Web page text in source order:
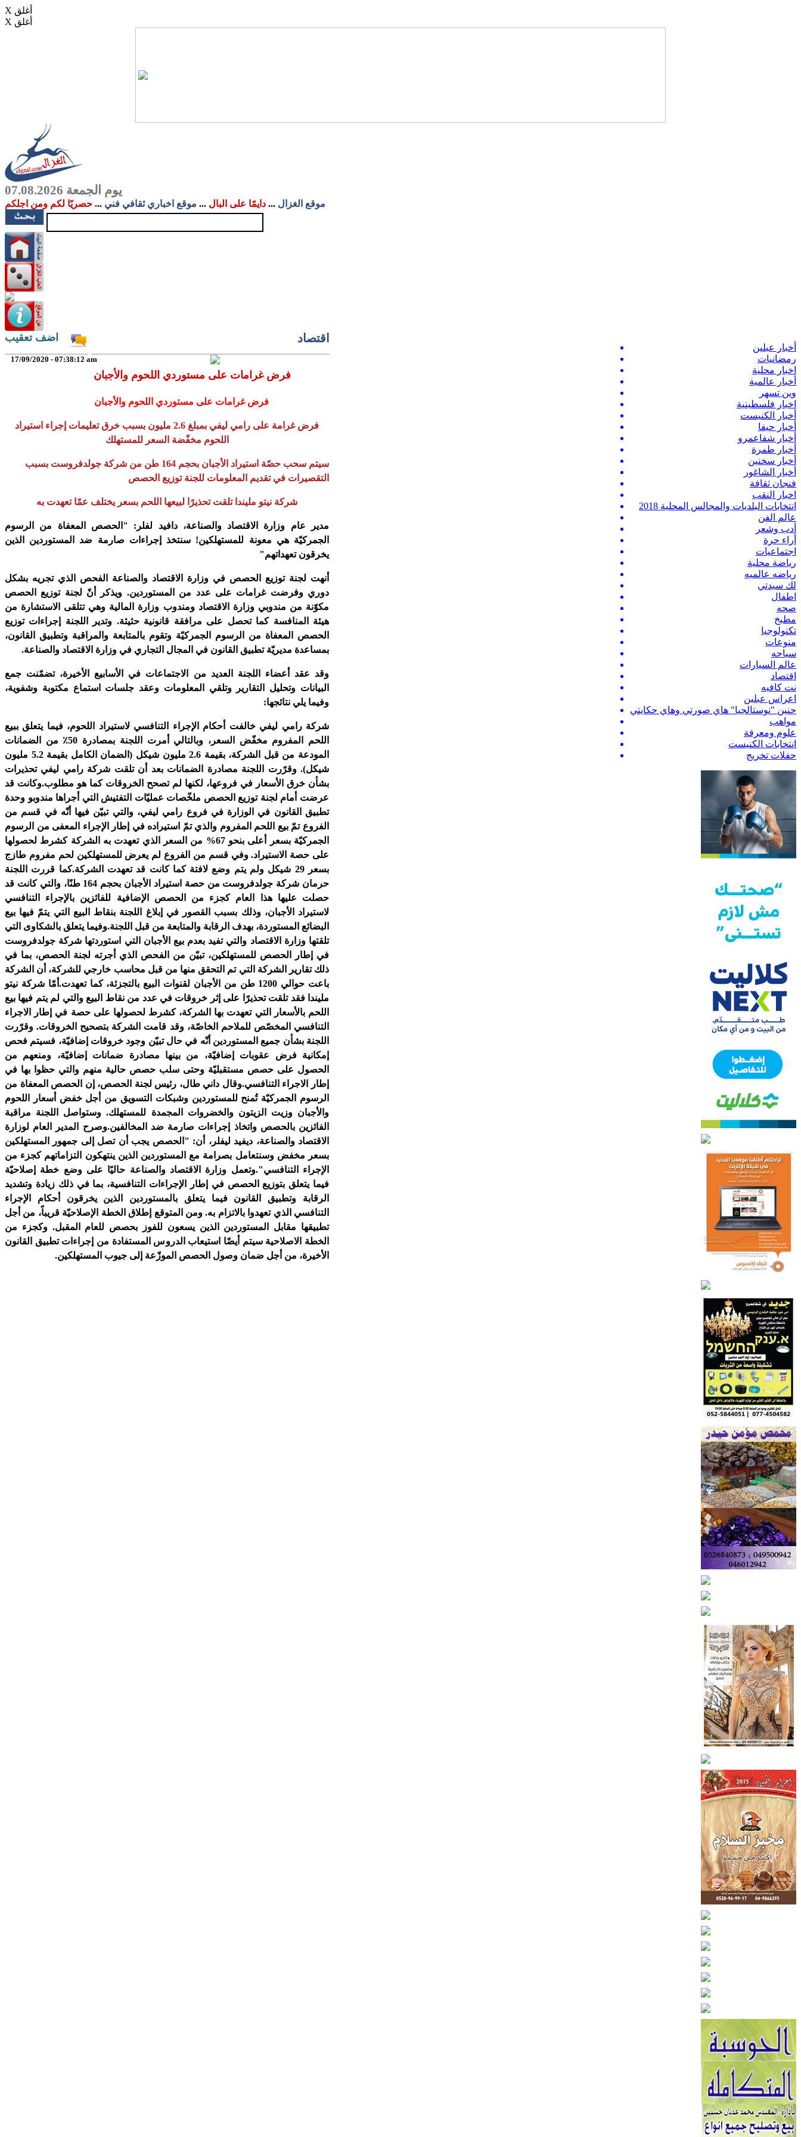
X أغلق
X أغلق
يوم الجمعة 07.08.2026
موقع الغزال ... دايمًا على البال ... موقع اخباري ثقافي فني ... حصريًا لكم ومن اجلكم
أخبار عبلين
رمضانيات
اخبار محلية
أخبار عالمية
وين تسهر
اخبار فلسطينية
أخبار الكنيست
أخبار حيفا
أخبار شفاعمرو
أخبار طمرة
أخبار سخنين
أخبار الشاغور
فنجان ثقافة
اخبار النقب
انتخابات البلديات والمجالس المحلية 2018
عالم الفن
أدب وشعر
أراء حرة
اجتماعيات
رياضة محلية
رياضه عالميه
لك سيدتي
اطفال
صحه
مطبخ
تكنولوجيا
منوعات
سياحه
عالم السيارات
اقتصاد
نت كافيه
اعراس عبلين
حنين "نوستالجيا" هاي صورتي وهاي حكايتي
مواهب
علوم ومعرفة
انتخابات الكنيست
حفلات تخريج
اقتصاد اضف تعقيب
17/09/2020 - 07:38:12 am
فرض غرامات على مستوردي اللحوم والأجبان
فرض غرامة على رامي ليفي بمبلغ 2.6 مليون بسبب خرق تعليمات إجراء استيراد
اللحوم مخفّضة السعر للمستهلك
سيتم سحب حصّة استيراد الأجبان بحجم 164 طن من شركة جولدفروست بسبب
التقصيرات في تقديم المعلومات للجنة توزيع الحصص
شركة نيتو مليندا تلقت تحذيرًا لبيعها اللحم بسعر يختلف عمّا تعهدت به
مدير عام وزارة الاقتصاد والصناعة، دافيد لفلر: "الحصص المعفاة من الرسوم
الجمركيّة هي معونة للمستهلكين! سنتخذ إجراءات صارمة ضد المستوردين الذين
يخرقون تعهداتهم"
أنهت لجنة توزيع الحصص في وزارة الاقتصاد والصناعة الفحص الذي تجريه بشكل
دوري وفرضت غرامات على عدد من المستوردين. ويذكر أنّ لجنة توزيع الحصص
مكوّنة من مندوبي وزارة الاقتصاد ومندوب وزارة المالية وهي تتلقى الاستشارة من
هيئة المنافسة كما تحصل على مرافقة قانونية حثيثة. وتدير اللجنة إجراءات توزيع
الحصص المعفاة من الرسوم الجمركيّة وتقوم بالمتابعة والمراقبة وتطبيق القانون،
بمساعدة مديريّة تطبيق القانون في المجال التجاري في وزارة الاقتصاد والصناعة.
وقد عقد أعضاء اللجنة العديد من الاجتماعات في الأسابيع الأخيرة، تضمّنت جمع
البيانات وتحليل التقارير وتلقي المعلومات وعقد جلسات استماع مكتوبة وشفوية،
وفيما يلي نتائجها:
شركة رامي ليفي خالفت أحكام الإجراء التنافسي لاستيراد اللحوم، فيما يتعلق ببيع
اللحم المفروم مخفّض السعر، وبالتالي أمرت اللجنة بمصادرة 50٪ من الضمانات
المودعة من قبل الشركة، بقيمة 2.6 مليون شيكل (الضمان الكامل بقيمة 5.2 مليون
شيكل). وقرّرت اللجنة مصادرة الضمانات بعد أن تلقت شركة رامي ليفي تحذيرات
بشأن خرق الأسعار في فروعها، لكنها لم تصحح الخروقات كما هو مطلوب.وكانت قد
عرضت أمام لجنة توزيع الحصص ملخّصات عمليّات التفتيش التي أجراها مندوبو وحدة
تطبيق القانون في الوزارة في فروع رامي ليفي، والتي تبيّن فيها أنّه في قسم من
الفروع تمّ بيع اللحم المفروم والذي تمّ استيراده في إطار الإجراء المعفى من الرسوم
الجمركيّة بسعر أعلى بنحو 67% من السعر الذي تعهدت به الشركة كشرط لحصولها
على حصة الاستيراد. وفي قسم من الفروع لم يعرض للمستهلكين لحم مفروم طازج
بسعر 29 شيكل ولم يتم وضع لافتة كما كانت قد تعهدت الشركة.كما قررت اللجنة
حرمان شركة جولدفروست من حصة استيراد الأجبان بحجم 164 طنًا، والتي كانت قد
حصلت عليها هذا العام كجزء من الحصص الإضافية للفائزين بالإجراء التنافسي
لاستيراد الأجبان، وذلك بسبب القصور في إبلاغ اللجنة بنقاط البيع التي يتمّ فيها بيع
البضائع المستوردة، بهدف الرقابة والمتابعة من قبل اللجنة.وفيما يتعلق بالشكاوى التي
تلقتها وزارة الاقتصاد والتي تفيد بعدم بيع الأجبان التي استوردتها شركة جولدفروست
في إطار الحصص للمستهلكين، تبيّن من الفحص الذي أجرته لجنة الحصص، بما في
ذلك تقارير الشركة التي تم التحقق منها من قبل محاسب خارجي للشركة، أن الشركة
باعت حوالي 1200 طن من الأجبان لقنوات البيع بالتجزئة، كما تعهدت.أمّا شركة نيتو
مليندا فقد تلقت تحذيرًا على إثر خروقات في عدد من نقاط البيع والتي لم يتم فيها بيع
اللحم بالأسعار التي تعهدت بها الشركة، كشرط لحصولها على حصة في إطار الاجراء
التنافسي المخصّص للملاحم الخاصّة، وقد قامت الشركة بتصحيح الخروقات. وقرّرت
اللجنة بشأن جميع المستوردين أنّه في حال تبيّن وجود خروقات إضافيّة، فسيتم فحص
إمكانية فرض عقوبات إضافيّة، من بينها مصادرة ضمانات إضافيّة، ومنعهم من
الحصول على حصص مستقبليّة وحتى سلب حصص حالية منهم والتي حظوا بها في
إطار الاجراء التنافسي.وقال داني طال، رئيس لجنة الحصص، إن الحصص المعفاة من
الرسوم الجمركيّة تُمنح للمستوردين وشبكات التسويق من أجل خفض أسعار اللحوم
والأجبان وزيت الزيتون والخضروات المجمدة للمستهلك. وستواصل اللجنة مراقبة
الفائزين بالحصص واتخاذ إجراءات صارمة ضد المخالفين.وصرح المدير العام لوزارة
الاقتصاد والصناعة، ديفيد ليفلر، أن: "الحصص يجب أن تصل إلى جمهور المستهلكين
بسعر مخفض وسنتعامل بصرامة مع المستوردين الذين ينتهكون التزاماتهم كجزء من
الإجراء التنافسي".وتعمل وزارة الاقتصاد والصناعة حاليًا على وضع خطة إصلاحيّة
فيما يتعلق بتوزيع الحصص في إطار الإجراءات التنافسية، بما في ذلك زيادة وتشديد
الرقابة وتطبيق القانون فيما يتعلق بالمستوردين الذين يخرقون أحكام الإجراء
التنافسي الذي تعهدوا بالاتزام به. ومن المتوقع إطلاق الخطة الإصلاحيّة قريباً، من أجل
تطبيقها مقابل المستوردين الذين يسعون للفوز بحصص للعام المقبل. وكجزء من
الخطة الاصلاحية سيتم أيضًا استيعاب الدروس المستفادة من إجراءات تطبيق القانون
الأخيرة، من أجل ضمان وصول الحصص الموزّعة إلى جيوب المستهلكين.